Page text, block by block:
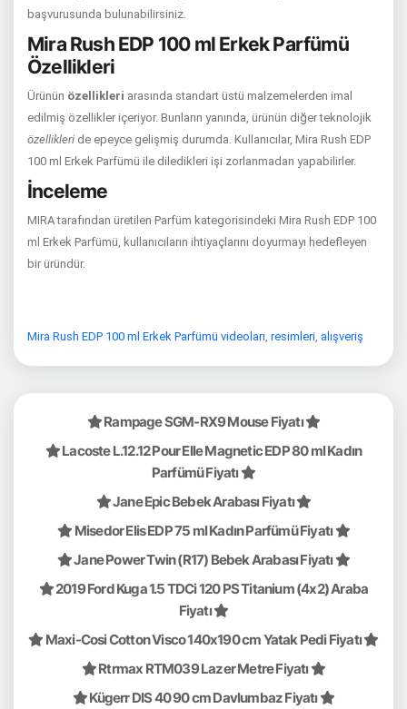
başvurusunda bulunabilirsiniz.
Mira Rush EDP 100 ml Erkek Parfümü
Özellikleri
Ürünün özellikleri arasında standart üstü malzemelerden imal
edilmiş özellikler içeriyor. Bunların yanında, ürünün diğer teknolojik
özellikleri de epeyce gelişmiş durumda. Kullanıcılar, Mira Rush EDP
100 ml Erkek Parfümü ile diledikleri işi zorlanmadan yapabilirler.
İnceleme
MIRA tarafından üretilen Parfüm kategorisindeki Mira Rush EDP 100
ml Erkek Parfümü, kullanıcıların ihtiyaçlarını doyurmayı hedefleyen
bir üründür.
Mira Rush EDP 100 ml Erkek Parfümü videoları, resimleri, alışveriş
Rampage SGM-RX9 Mouse Fiyatı
Lacoste L.12.12 Pour Elle Magnetic EDP 80 ml Kadın
Parfümü Fiyatı
Jane Epic Bebek Arabası Fiyatı
Misedor Elis EDP 75 ml Kadın Parfümü Fiyatı
Jane Power Twin (R17) Bebek Arabası Fiyatı
2019 Ford Kuga 1.5 TDCi 120 PS Titanium (4x2) Araba
Fiyatı
Maxi-Cosi Cotton Visco 140x190 cm Yatak Pedi Fiyatı
Rtrmax RTM039 Lazer Metre Fiyatı
Kügerr DIS 40 90 cm Davlumbaz Fiyatı